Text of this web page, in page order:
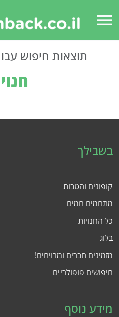
menu
תוצאות חיפוש
בשבילך
קופונים והטבות
מתחמים חמים
כל החנויות
בלוג
מזמינים חברים ומרויחים!
חיפושים פופולריים
מידע נוסף